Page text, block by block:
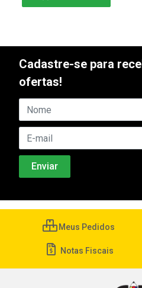
Cadastre-se para
ofertas!
Meus Pedidos
Notas Fiscais